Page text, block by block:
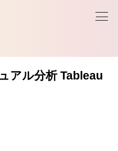
アル分析 Tableau